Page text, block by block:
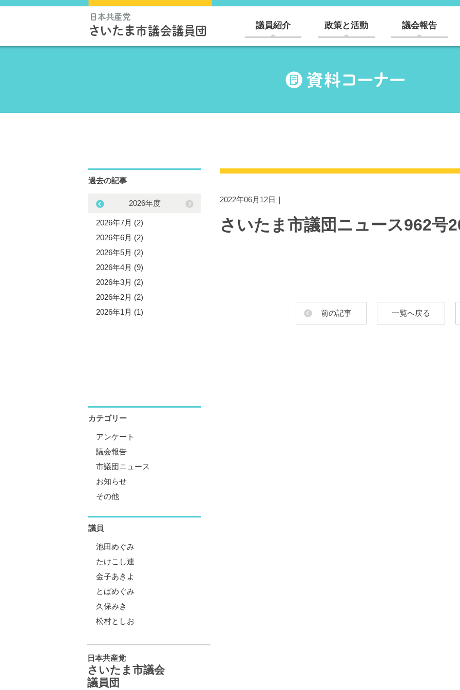
議員紹介 政策と活動 議会報告
2022年06月12日｜
さいたま市議団ニュース962号
前の記事 一覧へ戻る
過去の記事
2026年度
2026年7月 (2)
2026年6月 (2)
2026年5月 (2)
2026年4月 (9)
2026年3月 (2)
2026年2月 (2)
2026年1月 (1)
カテゴリー
アンケート
議会報告
市議団ニュース
お知らせ
その他
議員
池田めぐみ
たけこし連
金子あきよ
とばめぐみ
久保みき
松村としお
日本共産党
さいたま市議会
議員団